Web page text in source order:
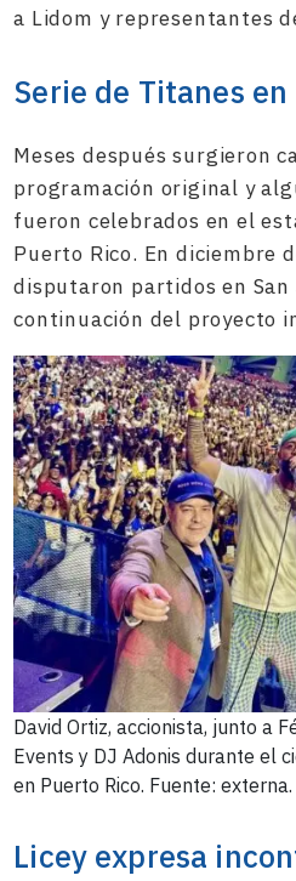
a Lidom y representantes
Serie de Titanes
Meses después surgieron
programación original y
fueron celebrados en el
Puerto Rico. En diciembre
disputaron partidos en
continuación del proyecto
David Ortiz, accionista, junto a
Events y DJ Adonis durante el
en Puerto Rico. Fuente: externa.
Licey expresa